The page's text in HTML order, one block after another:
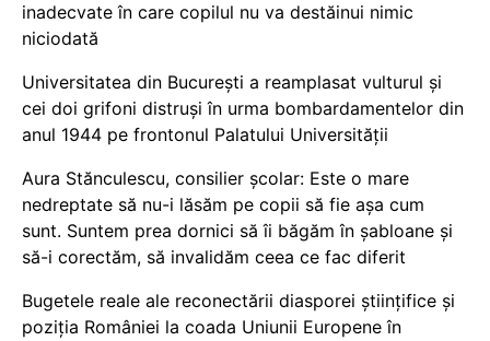
inadecvate în care copilul nu va destăinui nimic
niciodată
Universitatea din București a reamplasat vulturul și
cei doi grifoni distruși în urma bombardamentelor din
anul 1944 pe frontonul Palatului Universității
Aura Stănculescu, consilier școlar: Este o mare
nedreptate să nu-i lăsăm pe copii să fie așa cum
sunt. Suntem prea dornici să îi băgăm în șabloane și
să-i corectăm, să invalidăm ceea ce fac diferit
Bugetele reale ale reconectării diasporei științifice și
poziția României la coada Uniunii Europene în